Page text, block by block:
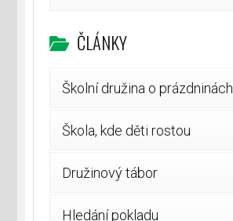
ČLÁNKY
Školní družina o prázdninách
Škola, kde děti rostou
Družinový tábor
Hledání pokladu